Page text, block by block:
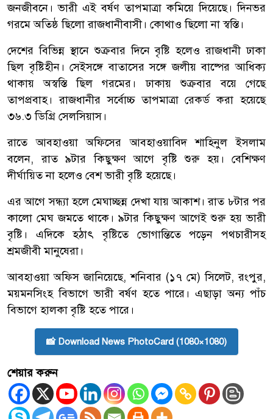
জনজীবনে। ভারী এই বর্ষণ তাপমাত্রা কমিয়ে দিয়েছে। দিনভর
গরমে অতিষ্ঠ ছিলো রাজধানীবাসী। কোথাও ছিলো না স্বস্তি।
দেশের বিভিন্ন স্থানে শুক্রবার দিনে বৃষ্টি হলেও রাজধানী ঢাকা
ছিল বৃষ্টিহীন। সেইসঙ্গে বাতাসের সঙ্গে জলীয় বাষ্পের আধিক্য
থাকায় অস্বস্তি ছিল গরমের। ঢাকায় শুক্রবার বয়ে গেছে
তাপপ্রবাহ। রাজধানীর সর্বোচ্চ তাপমাত্রা রেকর্ড করা হয়েছে
৩৬.৩ ডিগ্রি সেলসিয়াস।
রাতে আবহাওয়া অফিসের আবহাওয়াবিদ শাহিনুল ইসলাম
বলেন, রাত ৯টার কিছুক্ষণ আগে বৃষ্টি শুরু হয়। বেশিক্ষণ
দীর্ঘায়িত না হলেও বেশ ভারী বৃষ্টি হয়েছে।
এর আগে সন্ধ্যা হলে মেঘাচ্ছন্ন দেখা যায় আকাশ। রাত ৮টার পর
কালো মেঘ জমতে থাকে। ৯টার কিছুক্ষণ আগেই শুরু হয় ভারী
বৃষ্টি। এদিকে হঠাৎ বৃষ্টিতে ভোগান্তিতে পড়েন পথচারীসহ
শ্রমজীবী মানুষেরা।
আবহাওয়া অফিস জানিয়েছে, শনিবার (১৭ মে) সিলেট, রংপুর,
ময়মনসিংহ বিভাগে ভারী বর্ষণ হতে পারে। এছাড়া অন্য পাঁচ
বিভাগে হালকা বৃষ্টি হতে পারে।
📸 Download News PhotoCard (1080×1080)
শেয়ার করুন